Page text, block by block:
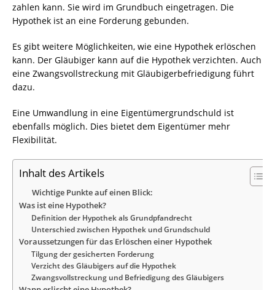
zahlen kann. Sie wird im Grundbuch eingetragen. Die
Hypothek ist an eine Forderung gebunden.
Es gibt weitere Möglichkeiten, wie eine Hypothek erlöschen
kann. Der Gläubiger kann auf die Hypothek verzichten. Auch
eine Zwangsvollstreckung mit Gläubigerbefriedigung führt
dazu.
Eine Umwandlung in eine Eigentümergrundschuld ist
ebenfalls möglich. Dies bietet dem Eigentümer mehr
Flexibilität.
Inhalt des Artikels
Wichtige Punkte auf einen Blick:
Was ist eine Hypothek?
Definition der Hypothek als Grundpfandrecht
Unterschied zwischen Hypothek und Grundschuld
Voraussetzungen für das Erlöschen einer Hypothek
Tilgung der gesicherten Forderung
Verzicht des Gläubigers auf die Hypothek
Zwangsvollstreckung und Befriedigung des Gläubigers